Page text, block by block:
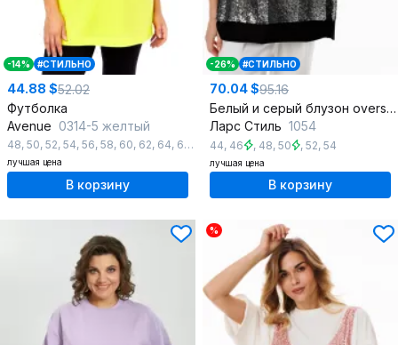
-14% #СТИЛЬНО
44.88 $52.02
Футболка
Avenue 0314-5 желтый
48, 50, 52, 54, 56, 58, 60, 62, 64, 66 , ,70 ,72
лучшая цена
В корзину
-26% #СТИЛЬНО
70.04 $95.16
Белый и серый блузон oversize с пайетками на тянущейся основе
Ларс Стиль 1054
44, 46 , 48, 50 , 52, 54
лучшая цена
В корзину
%